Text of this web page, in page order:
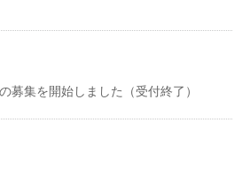
募集を開始しました（受付終了）